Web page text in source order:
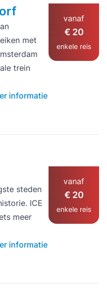
vanaf
€ 20
enkele reis
met
trein
informatie
vanaf
€ 20
enkele reis
steden
ICE
meer
informatie